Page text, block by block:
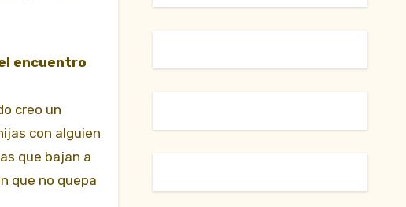
encuentro
creo un
con alguien
que bajan a
que no quepa